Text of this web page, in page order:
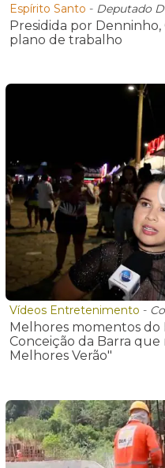
Espírito Santo - Deputado
Presidida por
plano de trabalho
Vídeos Entretenimento -
Melhores momentos
Conceição da Barra que
Melhores Verão"